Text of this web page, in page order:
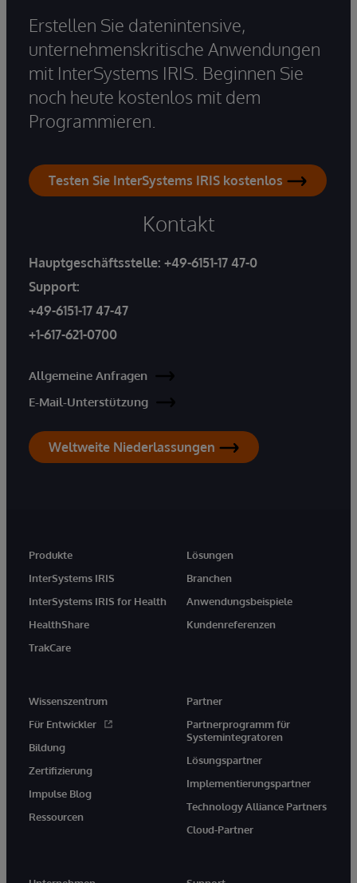
Erstellen Sie datenintensive,
unternehmenskritische Anwendungen
mit InterSystems IRIS. Beginnen Sie
noch heute kostenlos mit dem
Programmieren.
Testen Sie InterSystems IRIS kostenlos
Kontakt
Hauptgeschäftsstelle: +49-6151-17 47-0
Support:
+49-6151-17 47-47
+1-617-621-0700
Allgemeine Anfragen
E-Mail-Unterstützung
Weltweite Niederlassungen
Produkte
InterSystems IRIS
InterSystems IRIS for Health
HealthShare
TrakCare
Lösungen
Branchen
Anwendungsbeispiele
Kundenreferenzen
Wissenszentrum
Für Entwickler
Bildung
Zertifizierung
Impulse Blog
Ressourcen
Partner
Partnerprogramm für
Systemintegratoren
Lösungspartner
Implementierungspartner
Technology Alliance Partners
Cloud-Partner